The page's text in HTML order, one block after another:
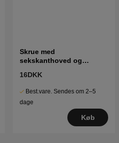
Skrue med
sekskanthoved og
16DKK
Best.vare. Sendes om 2–5
dage
Køb